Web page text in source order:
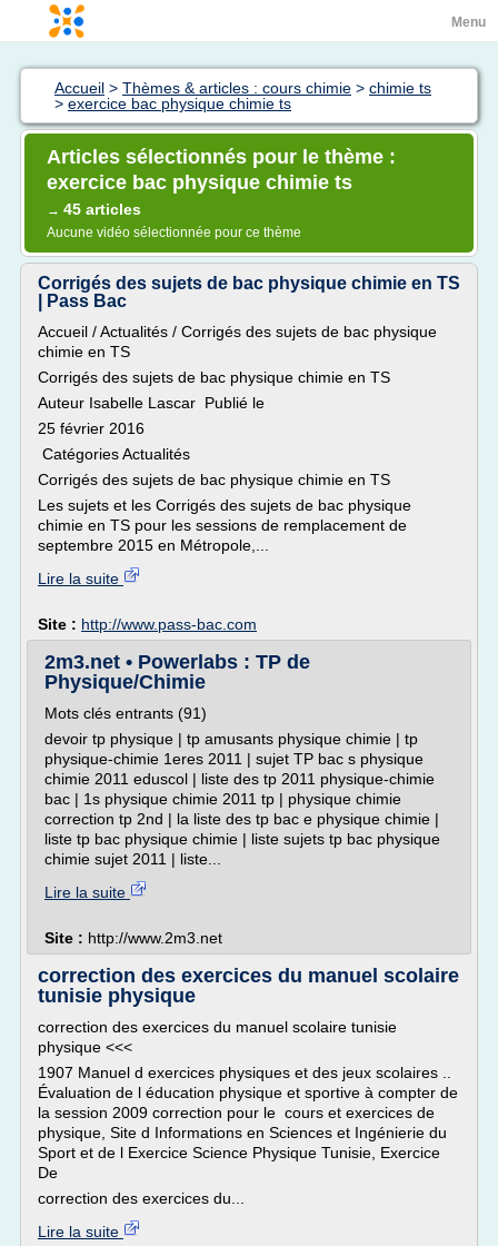
Menu
Accueil > Thèmes & articles : cours chimie > chimie ts
> exercice bac physique chimie ts
Articles sélectionnés pour le thème :
exercice bac physique chimie ts
→ 45 articles
Aucune vidéo sélectionnée pour ce thème
Corrigés des sujets de bac physique chimie en TS
| Pass Bac
Accueil / Actualités / Corrigés des sujets de bac physique
chimie en TS
Corrigés des sujets de bac physique chimie en TS
Auteur Isabelle Lascar Publié le
25 février 2016
Catégories Actualités
Corrigés des sujets de bac physique chimie en TS
Les sujets et les Corrigés des sujets de bac physique
chimie en TS pour les sessions de remplacement de
septembre 2015 en Métropole,...
Lire la suite
Site : http://www.pass-bac.com
2m3.net • Powerlabs : TP de
Physique/Chimie
Mots clés entrants (91)
devoir tp physique | tp amusants physique chimie | tp
physique-chimie 1eres 2011 | sujet TP bac s physique
chimie 2011 eduscol | liste des tp 2011 physique-chimie
bac | 1s physique chimie 2011 tp | physique chimie
correction tp 2nd | la liste des tp bac e physique chimie |
liste tp bac physique chimie | liste sujets tp bac physique
chimie sujet 2011 | liste...
Lire la suite
Site : http://www.2m3.net
correction des exercices du manuel scolaire
tunisie physique
correction des exercices du manuel scolaire tunisie
physique <<<
1907 Manuel d exercices physiques et des jeux scolaires ..
Évaluation de l éducation physique et sportive à compter de
la session 2009 correction pour le cours et exercices de
physique, Site d Informations en Sciences et Ingénierie du
Sport et de l Exercice Science Physique Tunisie, Exercice
De
correction des exercices du...
Lire la suite